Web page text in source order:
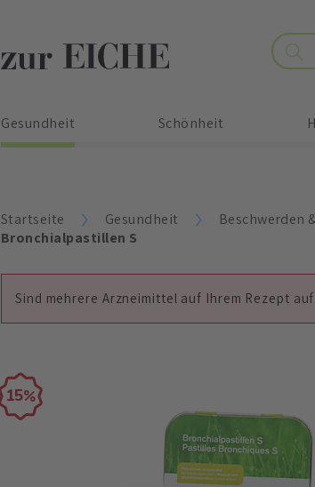
Gesundheit Schönheit
Startseite Gesundheit Beschwerden
Bronchialpastillen S
Sind mehrere Arzneimittel auf Ihrem Rezept
15